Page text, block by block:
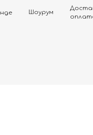
Доставка и
оплата
Шоурум